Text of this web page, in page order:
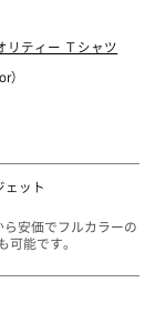
リティー Ｔシャツ
）
ェット
安価でフルカラーの
可能です。